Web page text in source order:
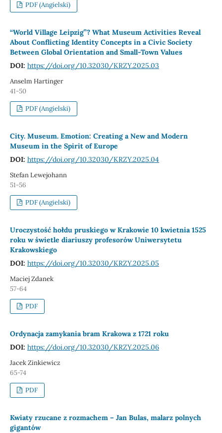
PDF (Angielski)
“World Village Leipzig”? What Museum Activities Reveal
About Conflicting Identity Concepts in a Civic Society
Between Global Orientation and Small-Town Values
DOI: https://doi.org/10.32030/KRZY.2025.03
Anselm Hartinger
41-50
PDF (Angielski)
City. Museum. Emotion: Creating a New and Modern
Museum in the Spirit of Europe
DOI: https://doi.org/10.32030/KRZY.2025.04
Stefan Lewejohann
51-56
PDF (Angielski)
Uroczystość hołdu pruskiego w Krakowie 10 kwietnia 1525
roku w świetle diariuszy profesorów Uniwersytetu
Krakowskiego
DOI: https://doi.org/10.32030/KRZY.2025.05
Maciej Zdanek
57-64
PDF
Ordynacja zamykania bram Krakowa z 1721 roku
DOI: https://doi.org/10.32030/KRZY.2025.06
Jacek Zinkiewicz
65-74
PDF
Kwiaty rzucane z rozmachem – Jan Bulas, malarz polnych
gigantów